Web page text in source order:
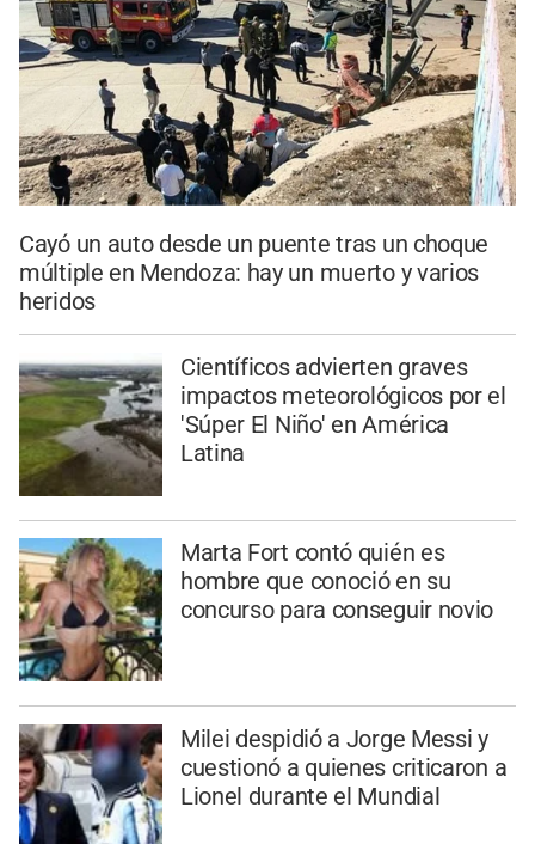
Cayó un auto desde un puente tras un choque
múltiple en Mendoza: hay un muerto y varios
heridos
Científicos advierten graves
impactos meteorológicos por el
'Súper El Niño' en América
Latina
Marta Fort contó quién es
hombre que conoció en su
concurso para conseguir novio
Milei despidió a Jorge Messi y
cuestionó a quienes criticaron a
Lionel durante el Mundial